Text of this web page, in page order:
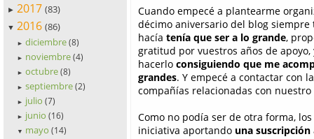
► 2017 (83)
▼ 2016 (86)
► diciembre (8)
► noviembre (4)
► octubre (8)
► septiembre (2)
► julio (7)
► junio (16)
▼ mayo (14)
Cuando empecé a plantearme
décimo aniversario del blog siempre
hacía tenía que ser a lo grande,
gratitud por vuestros años de apoyo,
hacerlo consiguiendo que me
grandes. Y empecé a contactar con
compañías relacionadas con nuestro
Como no podía ser de otra forma,
iniciativa aportando una